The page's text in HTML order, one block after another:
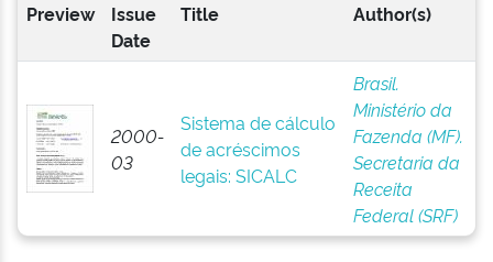
Preview
Issue
Date
Title Author(s)
2000-
03
Sistema de cálculo
de acréscimos
legais: SICALC
Brasil.
Ministério da
Fazenda (MF).
Secretaria da
Receita
Federal (SRF)